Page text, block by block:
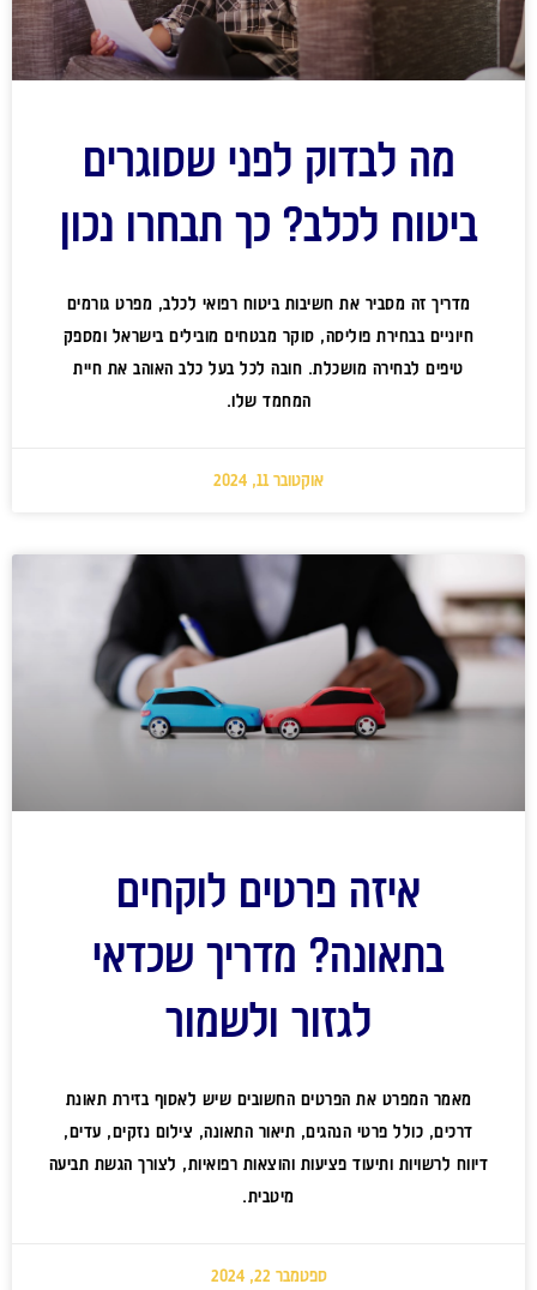
מה לבדוק לפני שסוגרים
ביטוח לכלב? כך תבחרו נכון
מדריך זה מסביר את חשיבות ביטוח רפואי לכלב, מפרט גורמים
חיוניים בבחירת פוליסה, סוקר מבטחים מובילים בישראל ומספק
טיפים לבחירה מושכלת. חובה לכל בעל כלב האוהב את חיית
המחמד שלו.
אוקטובר 11, 2024
איזה פרטים לוקחים
בתאונה? מדריך שכדאי
לגזור ולשמור
מאמר המפרט את הפרטים החשובים שיש לאסוף בזירת תאונת
דרכים, כולל פרטי הנהגים, תיאור התאונה, צילום נזקים, עדים,
דיווח לרשויות ותיעוד פציעות והוצאות רפואיות, לצורך הגשת תביעה
מיטבית.
ספטמבר 22, 2024